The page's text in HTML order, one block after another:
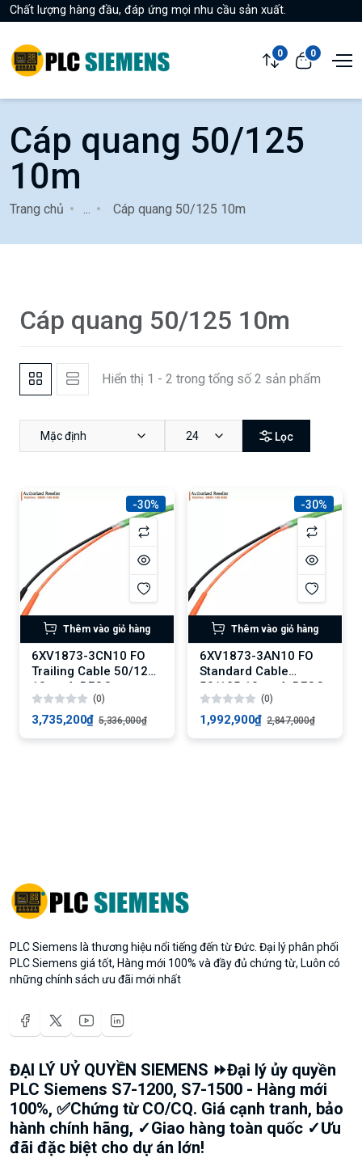
Chất lượng hàng đầu, đáp ứng mọi nhu cầu sản xuất.
0 0
Cáp quang 50/125
10m
Trang chủ Cáp quang 50/125 10m
Cáp quang 50/125 10m
Hiển thị 1 - 2 trong tổng số 2 sản phẩm
Mặc định 24 Lọc
-30%
Thêm vào giỏ hàng
6XV1873-3CN10 FO
Trailing Cable 50/125
10 m, 4xBFOC
(0)
3,735,200₫ 5,336,000₫
-30%
Thêm vào giỏ hàng
6XV1873-3AN10 FO
Standard Cable
50/125 10 m, 4xBFOC
(0)
1,992,900₫ 2,847,000₫
PLC Siemens là thương hiệu nổi tiếng đến từ Đức. Đại lý phân phối
PLC Siemens giá tốt, Hàng mới 100% và đầy đủ chứng từ, Luôn có
những chính sách ưu đãi mới nhất
ĐẠI LÝ UỶ QUYỀN SIEMENS ⏩Đại lý ủy quyền
PLC Siemens S7-1200, S7-1500 - Hàng mới
100%, ✅Chứng từ CO/CQ. Giá cạnh tranh, bảo
hành chính hãng, ✓Giao hàng toàn quốc ✓Ưu
đãi đặc biệt cho dự án lớn!